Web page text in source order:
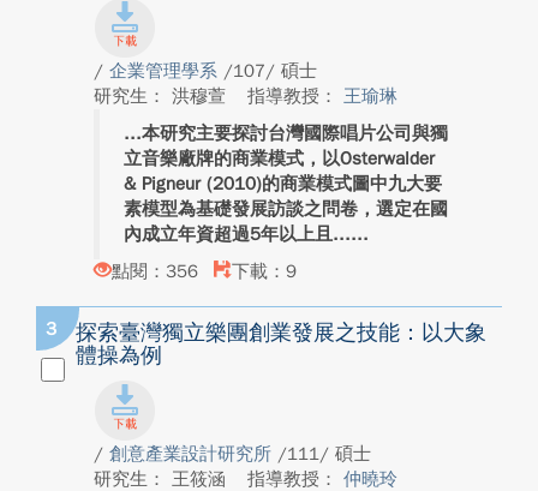
/ 企業管理學系 /107/ 碩士
研究生： 洪穆萱
指導教授： 王瑜琳
本研究主要探討台灣國際唱片公司與獨
立音樂廠牌的商業模式，以Osterwalder
& Pigneur (2010)的商業模式圖中九大要
素模型為基礎發展訪談之問卷，選定在國
內成立年資超過5年以上且...
點閱：356
下載：9
3
探索臺灣獨立樂團創業發展之技能：以大象
體操為例
/ 創意產業設計研究所 /111/ 碩士
研究生： 王筱涵
指導教授： 仲曉玲